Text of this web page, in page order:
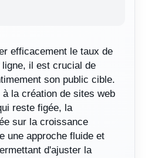
efficacement le taux de
il est crucial de
son public cible.
à la création de sites web
reste figée, la
sur la croissance
une approche fluide et
d'ajuster la